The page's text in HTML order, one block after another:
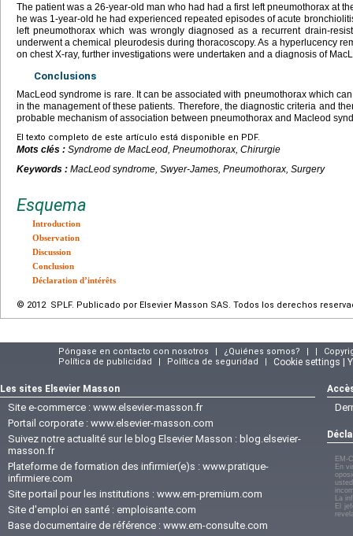
The patient was a 26-year-old man who had had a first left pneumothorax at
he was 1-year-old he had experienced repeated episodes of acute
left pneumothorax which was wrongly diagnosed as a recurrent drain-
underwent a chemical pleurodesis during thoracoscopy. As a hyperlucency
on chest X-ray, further investigations were undertaken and a diagnosis of
Conclusions
MacLeod syndrome is rare. It can be associated with pneumothorax which
in the management of these patients. Therefore, the diagnostic criteria and
probable mechanism of association between pneumothorax and Macleod
El texto completo de este artículo está disponible en PDF.
Mots clés : Syndrome de MacLeod, Pneumothorax, Chirurgie
Keywords : MacLeod syndrome, Swyer-James, Pneumothorax, Surgery
Esquema
Introduction
Observation
Discussion
Conclusion
Déclaration d’intérêts
© 2012 SPLF. Publicado por Elsevier Masson SAS. Todos los derechos
Póngase en contacto con nosotros | ¿Quiénes somos? | |
Política de publicidad
| Política de seguridad | Cookie settings |
Les sites Elsevier Masson
Site e-commerce : www.elsevier-masson.fr
Portail corporate : www.elsevier-masson.com
Suivez notre actualité sur le blog Elsevier Masson : blog.elsevier-
masson.fr
Plateforme de formation des infirmier(e)s : www.pratique-
infirmiere.com
Site portail pour les institutions : www.em-premium.com
Site d'emploi en santé : emploisante.com
Base documentaire de référence : www.em-consulte.com
EM-
En
La
El